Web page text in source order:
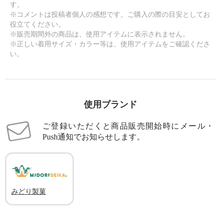
す。
※コメントは投稿者個人の感想です。ご購入の際の目安としてお
役立てください。
※販売期間外の商品は、使用アイテムに表示されません。
※正しい着用サイズ・カラー等は、使用アイテムをご確認くださ
い。
使用ブランド
ご登録いただくと商品販売開始時にメール・
Push通知でお知らせします。
みどり製菓